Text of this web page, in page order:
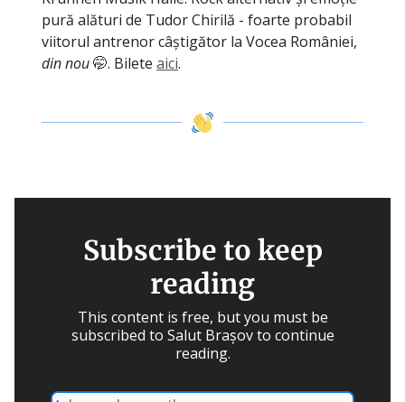
pură alături de Tudor Chirilă - foarte probabil
viitorul antrenor câștigător la Vocea României,
din nou🤭. Bilete aici.
Subscribe to keep
reading
This content is free, but you must be
subscribed to Salut Brașov to continue
reading.